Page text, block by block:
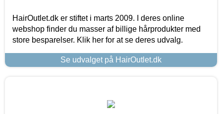
HairOutlet.dk er stiftet i marts 2009. I deres online
webshop finder du masser af billige hårprodukter med
store besparelser. Klik her for at se deres udvalg.
Se udvalget på HairOutlet.dk